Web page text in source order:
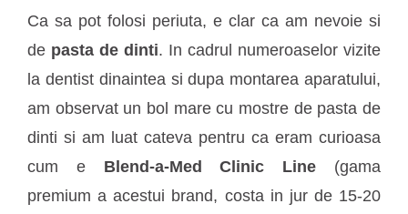
Ca sa pot folosi periuta, e clar ca am nevoie si
de pasta de dinti. In cadrul numeroaselor vizite
la dentist dinaintea si dupa montarea aparatului,
am observat un bol mare cu mostre de pasta de
dinti si am luat cateva pentru ca eram curioasa
cum e Blend-a-Med Clinic Line (gama
premium a acestui brand, costa in jur de 15-20